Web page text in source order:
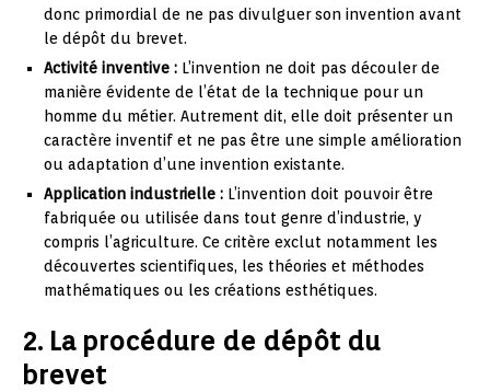
donc primordial de ne pas divulguer son invention avant
le dépôt du brevet.
Activité inventive : L’invention ne doit pas découler de
manière évidente de l’état de la technique pour un
homme du métier. Autrement dit, elle doit présenter un
caractère inventif et ne pas être une simple amélioration
ou adaptation d’une invention existante.
Application industrielle : L’invention doit pouvoir être
fabriquée ou utilisée dans tout genre d’industrie, y
compris l’agriculture. Ce critère exclut notamment les
découvertes scientifiques, les théories et méthodes
mathématiques ou les créations esthétiques.
2. La procédure de dépôt du
brevet